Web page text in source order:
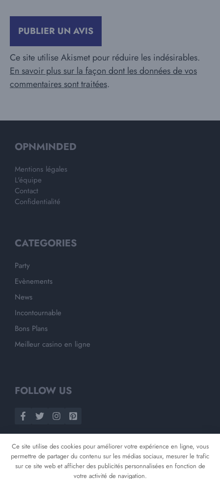
Ce site utilise Akismet pour réduire les indésirables.
En savoir plus sur la façon dont les données de vos
commentaires sont traitées.
OPNMINDED
Mentions légales
L'équipe
Contact
Confidentialité
CATEGORIES
Party
Evènements
News
Incontournable
Bons Plans
Meilleur casino en ligne
FOLLOW US
Ce site utilise des cookies pour améliorer votre expérience en ligne, vous
permettre de partager du contenu sur les médias sociaux, mesurer le trafic
sur ce site web et afficher des publicités personnalisées en fonction de
votre activité de navigation.